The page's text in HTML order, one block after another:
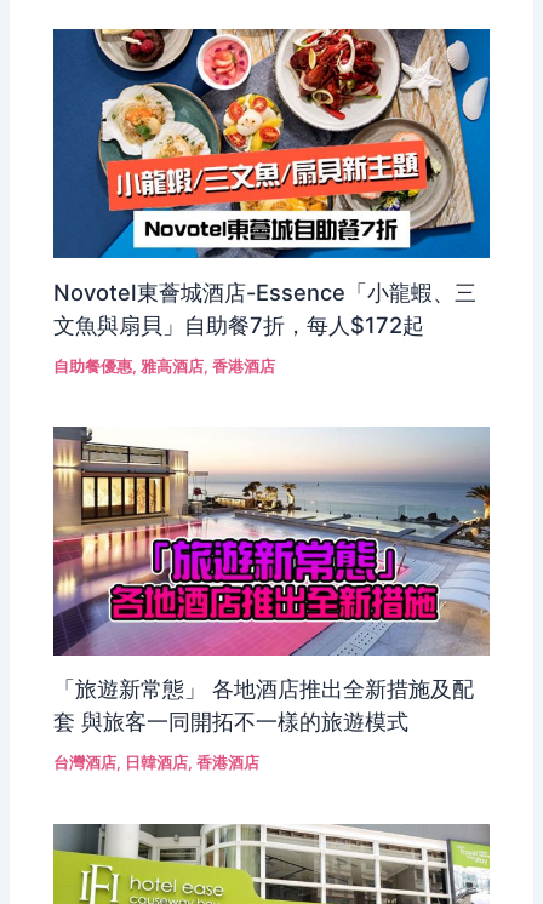
Novotel東薈城酒店-Essence「小龍蝦、三
文魚與扇貝」自助餐7折，每人$172起
自助餐優惠,雅高酒店,香港酒店
「旅遊新常態」 各地酒店推出全新措施及配
套 與旅客一同開拓不一樣的旅遊模式
台灣酒店, 日韓酒店,香港酒店